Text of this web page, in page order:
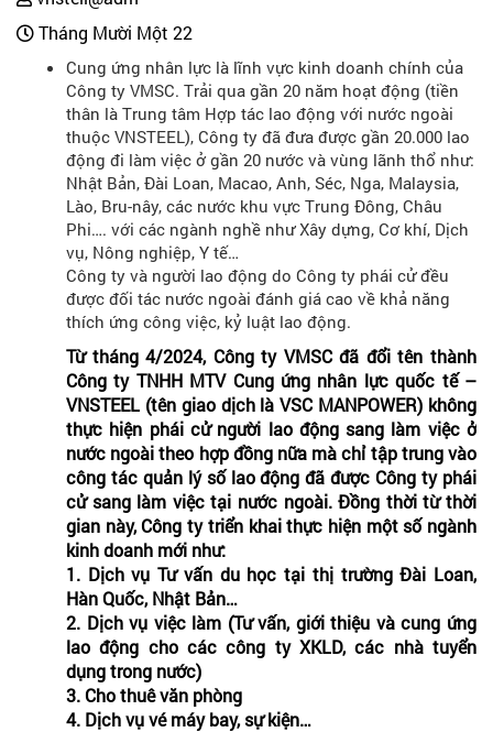
Tháng Mười Một 22
Cung ứng nhân lực là lĩnh vực kinh doanh chính của
Công ty VMSC. Trải qua gần 20 năm hoạt động (tiền
thân là Trung tâm Hợp tác lao động với nước ngoài
thuộc VNSTEEL), Công ty đã đưa được gần 20.000 lao
động đi làm việc ở gần 20 nước và vùng lãnh thổ như:
Nhật Bản, Đài Loan, Macao, Anh, Séc, Nga, Malaysia,
Lào, Bru-nây, các nước khu vực Trung Đông, Châu
Phi…. với các ngành nghề như Xây dựng, Cơ khí, Dịch
vụ, Nông nghiệp, Y tế…
Công ty và người lao động do Công ty phái cử đều
được đối tác nước ngoài đánh giá cao về khả năng
thích ứng công việc, kỷ luật lao động.
Từ tháng 4/2024, Công ty VMSC đã đổi tên thành
Công ty TNHH MTV Cung ứng nhân lực quốc tế –
VNSTEEL (tên giao dịch là VSC MANPOWER) không
thực hiện phái cử người lao động sang làm việc ở
nước ngoài theo hợp đồng nữa mà chỉ tập trung vào
công tác quản lý số lao động đã được Công ty phái
cử sang làm việc tại nước ngoài. Đồng thời từ thời
gian này, Công ty triển khai thực hiện một số ngành
kinh doanh mới như:
1. Dịch vụ Tư vấn du học tại thị trường Đài Loan,
Hàn Quốc, Nhật Bản…
2. Dịch vụ việc làm (Tư vấn, giới thiệu và cung ứng
lao động cho các công ty XKLD, các nhà tuyển
dụng trong nước)
3. Cho thuê văn phòng
4. Dịch vụ vé máy bay, sự kiện…